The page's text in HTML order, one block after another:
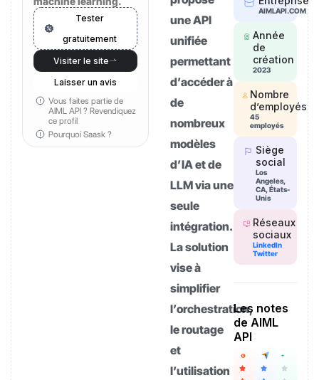
Tester
gratuitement
Visiter le site
Laisser un avis
Vous faites partie de
AIML API ?Revendiquez
ce profil
Pourquoi Saask ?
une API
unifiée
permettant
d’accéder à
de
nombreux
modèles
d’IA et de
LLM via une
seule
intégration.
La solution
vise à
simplifier
l’orchestration,
le routage
et
l’utilisation
AIMLAPI.COM
Année
de
création
2023
Nombre
d’employés
45
employés
Siège
social
Los
Angeles,
CA, États-
Unis
Réseaux
sociaux
LinkedIn
Twitter
Les notes
de AIML
API